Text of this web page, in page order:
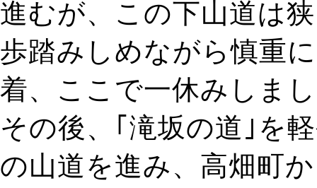
進むが、この下山道は
歩踏みしめながら慎重
着、ここで一休みしま
その後、｢滝坂の道｣を
の山道を進み、高畑町